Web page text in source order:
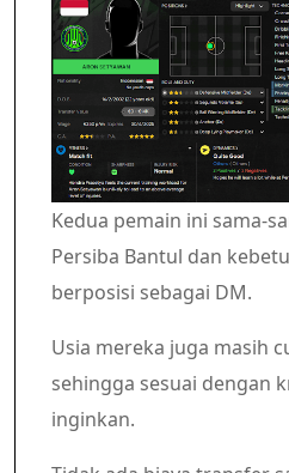
Kedua pemain ini sama-
Persiba Bantul dan
berposisi sebagai DM.
Usia mereka juga masih
sehingga sesuai dengan
inginkan.